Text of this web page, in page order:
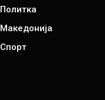
Политка
Македонија
Спорт